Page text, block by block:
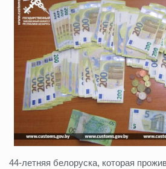
44-летняя белоруска, которая